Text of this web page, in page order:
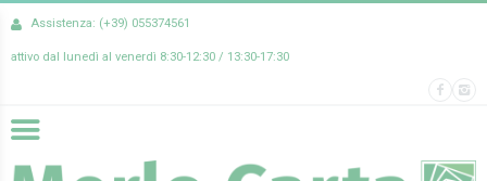
Assistenza: (+39) 055374561
attivo dal lunedì al venerdì 8:30-12:30 / 13:30-17:30